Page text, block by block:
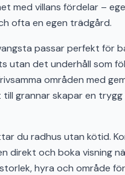
med villans fördelar –
ofta en egen trädgård.
passar perfekt för
utan det underhåll som
områden med
grannar skapar en trygg
du radhus utan kötid.
direkt och boka visning
hyra och område